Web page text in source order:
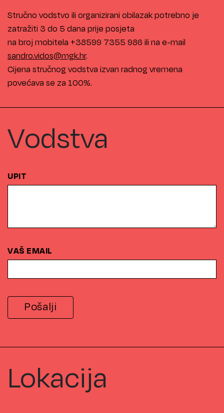
Stručno vodstvo ili organizirani obilazak potrebno je
zatražiti 3 do 5 dana prije posjeta
na broj mobitela +38599 7355 986 ili na e-mail
sandro.vidos@mgk.hr.
Cijena stručnog vodstva izvan radnog vremena
povećava se za 100%.
Vodstva
UPIT
VAŠ EMAIL
Pošalji
Lokacija